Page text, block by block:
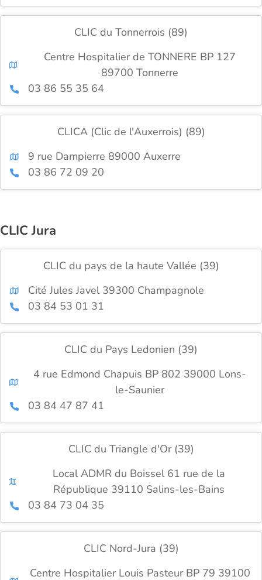
CLIC du Tonnerrois (89)
Centre Hospitalier de TONNERE BP 127
89700 Tonnerre
03 86 55 35 64
CLICA (Clic de l'Auxerrois) (89)
9 rue Dampierre 89000 Auxerre
03 86 72 09 20
CLIC Jura
CLIC du pays de la haute Vallée (39)
Cité Jules Javel 39300 Champagnole
03 84 53 01 31
CLIC du Pays Ledonien (39)
4 rue Edmond Chapuis BP 802 39000 Lons-
le-Saunier
03 84 47 87 41
CLIC du Triangle d'Or (39)
Local ADMR du Boissel 61 rue de la
République 39110 Salins-les-Bains
03 84 73 04 35
CLIC Nord-Jura (39)
Centre Hospitalier Louis Pasteur BP 79 39100